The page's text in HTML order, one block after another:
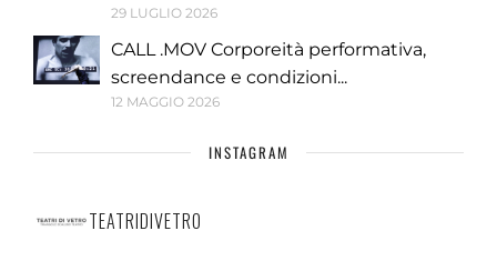
29 LUGLIO 2026
CALL .MOV Corporeità performativa,
screendance e condizioni...
12 MAGGIO 2026
INSTAGRAM
TEATRIDIVETRO